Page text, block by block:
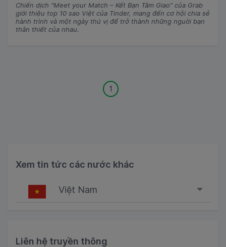
Chiến dịch “Meet your Match – Kết Bạn Tâm Giao” của Grab
giới thiệu top 10 sao Việt của Tinder, mang đến cơ hội chia sẻ
hành trình và một ngày thú vị để trở thành những nguời bạn
thân thiết của nhau.
1
Xem tin tức các nước khác
Việt Nam
Liên hệ truyền thông